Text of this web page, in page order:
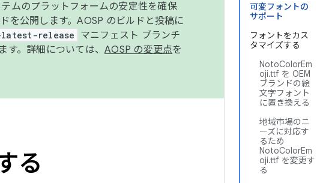
可変フォントの
サポート
フォントをカス
タマイズする
NotoColorEm
oji.ttf を OEM
ブランドの絵
文字フォント
に置き換える
地域市場のニ
ーズに対応す
るため
NotoColorEm
oji.ttf を変更す
る
ムのプラットフォームの安定性を確保
を公開します。AOSP のビルドと投稿に
release
マニフェスト ブランチ
。詳細については、 AOSP の変更点を
る